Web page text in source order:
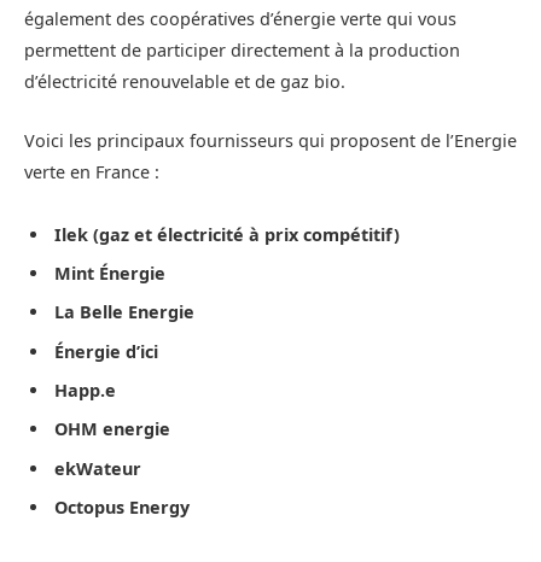
également des coopératives d’énergie verte qui vous
permettent de participer directement à la production
d’électricité renouvelable et de gaz bio.
Voici les principaux fournisseurs qui proposent de l’Energie
verte en France :
Ilek (gaz et électricité à prix compétitif)
Mint Énergie
La Belle Energie
Énergie d’ici
Happ.e
OHM energie
ekWateur
Octopus Energy